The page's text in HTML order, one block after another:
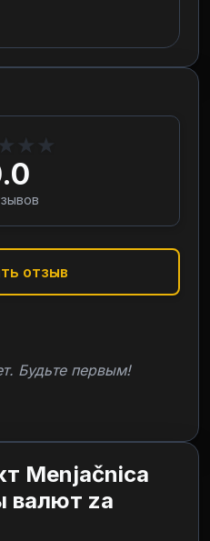
★ ★ ★
отзыв
Будьте первым!
Menjačnica
валют za